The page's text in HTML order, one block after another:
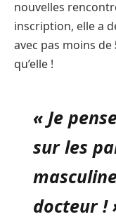
nouvelles
inscription, elle a
avec pas moins de
qu’elle !
« Je
sur les
docteur !